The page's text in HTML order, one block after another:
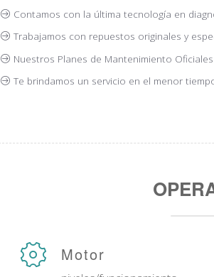
Contamos con la última tecnología en
Trabajamos con repuestos originales y
Nuestros Planes de Mantenimiento
Te brindamos un servicio en el menor
Motor